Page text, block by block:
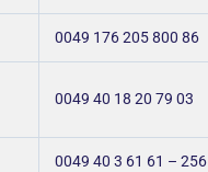
0049 176 205 800 86
0049 40 18 20 79 03
0049 40 3 61 61 – 256